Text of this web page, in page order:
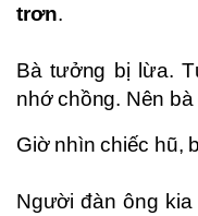
trơn.
Bà tưởng bị lừa.
nhớ chồng. Nên
Giờ nhìn chiếc hũ,
Người đàn ông kia